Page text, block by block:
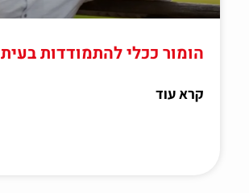
הומור ככלי להתמודדות
קרא עוד